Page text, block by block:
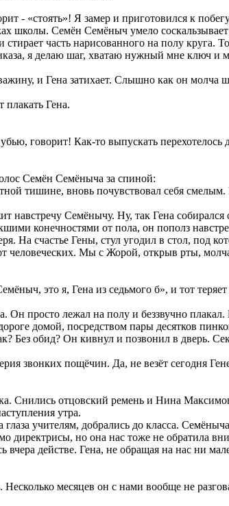
- «стоять»! Я замер и приготовился к
Семён Семёныч умело соскальзывает
часть нарисованного на полу
я делаю шаг, хватаю нужный мне ключ
и Гена затихает. Слышно как он молча
Гена.
говорит! Как-то выпускать
Семён Семёныча за спиной:
тишине, вновь почувствовал себя
навстречу Семёнычу. Ну, так Гена
конечностями от пола, он пополз
На счастье Гены, стул угодил в стол, под
человеческих. Мы с Жорой, открыв рты,
это я, Гена из седьмого б», и тот
просто лежал на полу и беззвучно
домой, посредством пары десятков
обид? Он кивнул и позвонил в дверь.
звонких пощёчин. Да, не везёт сегодня
отцовский ремень и Нина
утра.
учителям, добрались до класса.
но она нас тоже не обратила
действе. Гена, не обращая на нас ни
месяцев он с нами вообще не